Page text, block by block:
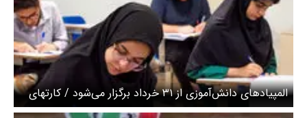
المپیادهای دانش‌آموزی از ۳۱ خرداد برگزار می‌شود / کارتهای
ورود به جلسه آخر هفته صادر می‌شود